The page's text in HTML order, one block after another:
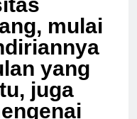
mulai
yang
juga